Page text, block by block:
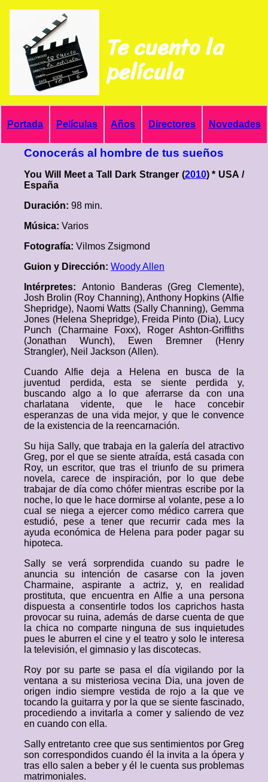
Te cuento la
película
Portada Películas Años Directores Novedades
Conocerás al hombre de tus sueños
You Will Meet a Tall Dark Stranger (2010) * USA /
España
Duración: 98 min.
Música: Varios
Fotografía: Vilmos Zsigmond
Guion y Dirección: Woody Allen
Intérpretes: Antonio Banderas (Greg Clemente),
Josh Brolin (Roy Channing), Anthony Hopkins (Alfie
Shepridge), Naomi Watts (Sally Channing), Gemma
Jones (Helena Shepridge), Freida Pinto (Dia), Lucy
Punch (Charmaine Foxx), Roger Ashton-Griffiths
(Jonathan Wunch), Ewen Bremner (Henry
Strangler), Neil Jackson (Allen).
Cuando Alfie deja a Helena en busca de la
juventud perdida, esta se siente perdida y,
buscando algo a lo que aferrarse da con una
charlatana vidente, que le hace concebir
esperanzas de una vida mejor, y que le convence
de la existencia de la reencarnación.
Su hija Sally, que trabaja en la galería del atractivo
Greg, por el que se siente atraída, está casada con
Roy, un escritor, que tras el triunfo de su primera
novela, carece de inspiración, por lo que debe
trabajar de día como chófer mientras escribe por la
noche, lo que le hace dormirse al volante, pese a lo
cual se niega a ejercer como médico carrera que
estudió, pese a tener que recurrir cada mes la
ayuda económica de Helena para poder pagar su
hipoteca.
Sally se verá sorprendida cuando su padre le
anuncia su intención de casarse con la joven
Charmaine, aspirante a actriz, y, en realidad
prostituta, que encuentra en Alfie a una persona
dispuesta a consentirle todos los caprichos hasta
provocar su ruina, además de darse cuenta de que
la chica no comparte ninguna de sus inquietudes
pues le aburren el cine y el teatro y solo le interesa
la televisión, el gimnasio y las discotecas.
Roy por su parte se pasa el día vigilando por la
ventana a su misteriosa vecina Dia, una joven de
origen indio siempre vestida de rojo a la que ve
tocando la guitarra y por la que se siente fascinado,
procediendo a invitarla a comer y saliendo de vez
en cuando con ella.
Sally entretanto cree que sus sentimientos por Greg
son correspondidos cuando él la invita a la ópera y
tras ello salen a beber y él le cuenta sus problemas
matrimoniales.